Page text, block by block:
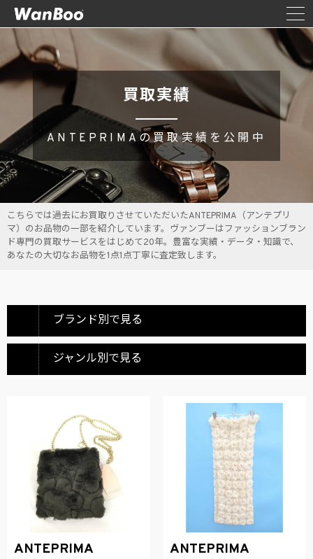
買取実績
ANTEPRIMAの買取実績を公開中
こちらでは過去にお買取りさせていただいたANTEPRIMA（アンテプリ
マ）のお品物の一部を紹介しています。ヴァンブーはファッションブラン
ド専門の買取サービスをはじめて20年。豊富な実績・データ・知識で、
あなたの大切なお品物を1点1点丁寧に査定致します。
ブランド別で見る
ジャンル別で見る
ANTEPRIMA ANTEPRIMA